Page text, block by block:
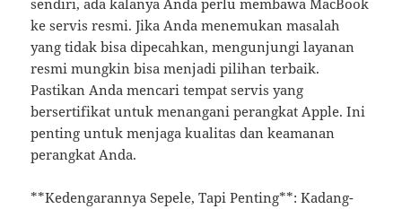
sendiri, ada kalanya Anda perlu membawa MacBook
ke servis resmi. Jika Anda menemukan masalah
yang tidak bisa dipecahkan, mengunjungi layanan
resmi mungkin bisa menjadi pilihan terbaik.
Pastikan Anda mencari tempat servis yang
bersertifikat untuk menangani perangkat Apple. Ini
penting untuk menjaga kualitas dan keamanan
perangkat Anda.
**Kedengarannya Sepele, Tapi Penting**: Kadang-